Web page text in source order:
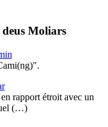
Moliars
rapport étroit avec un
(…)